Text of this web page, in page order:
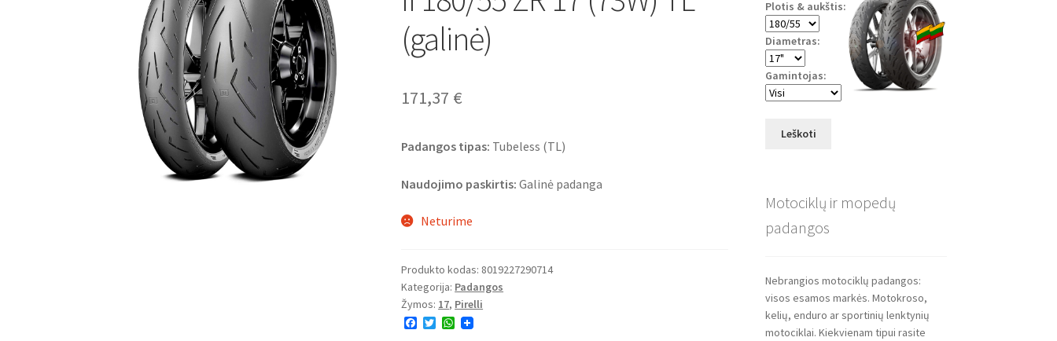
(galinė)
171,37 €
Padangos tipas: Tubeless (TL)
Naudojimo paskirtis: Galinė padanga
Neturime
Produkto kodas: 8019227290714
Kategorija: Padangos
Žymos: 17, Pirelli
F
T
W
Plotis & aukštis:
Diametras:
Gamintojas:
Leškoti
Motociklų ir mopedų
padangos
Nebrangios motociklų padangos:
visos esamos markės. Motokroso,
kelių, enduro ar sportinių lenktynių
motociklai. Kiekvienam tipui rasite